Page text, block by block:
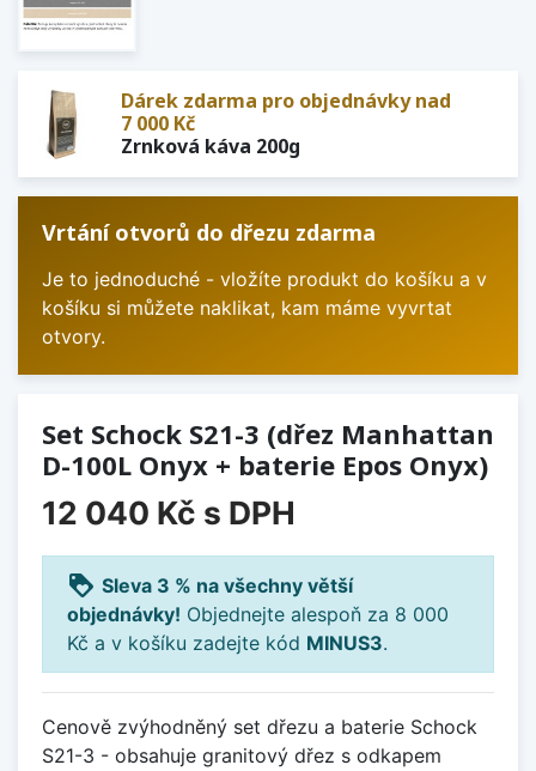
Dárek zdarma pro objednávky nad
7 000 Kč
Zrnková káva 200g
Vrtání otvorů do dřezu zdarma
Je to jednoduché - vložíte produkt do košíku a v
košíku si můžete naklikat, kam máme vyvrtat
otvory.
Set Schock S21-3 (dřez Manhattan
D-100L Onyx + baterie Epos Onyx)
12 040 Kč s DPH
loyalty Sleva 3 % na všechny větší
objednávky! Objednejte alespoň za 8 000
Kč a v košíku zadejte kód MINUS3.
Cenově zvýhodněný set dřezu a baterie Schock
S21-3 - obsahuje granitový dřez s odkapem